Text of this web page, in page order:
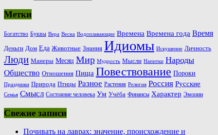
Метки
Богатство Буквы Вера Весна Водоплавающие Времена Времена года Время
Деньги Дом Еда Животные Знания Идиомы Искушение Личность
Люди Манеры Месяц Мир Мудрость Мысли Напитки Народы
Общество Отношения Пища Повествование Пороки
Праздники Природа Птицы Разное Растения Религия Россия Русские
Семья Смысл Состояние человека Ум Учёба Финансы Характер Эмоции
Свежие записи
Почивать на лаврах: значение, происхождение и